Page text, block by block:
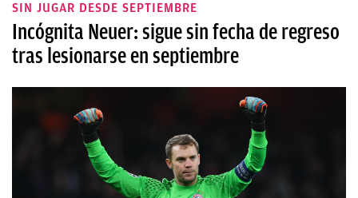
SIN JUGAR DESDE SEPTIEMBRE
Incógnita Neuer: sigue sin fecha de regreso
tras lesionarse en septiembre